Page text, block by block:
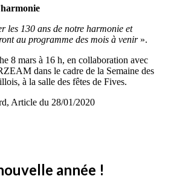
les 130 ans de notre harmonie et
au programme des mois à venir ».
8 mars à 16 h, en collaboration avec
dans le cadre de la Semaine des
à la salle des fêtes de Fives.
Article du 28/01/2020
année !